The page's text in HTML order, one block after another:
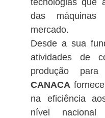
das
mercado.
Desde a sua
atividades de
produção para
CANACA
na eficiência
nível nacional